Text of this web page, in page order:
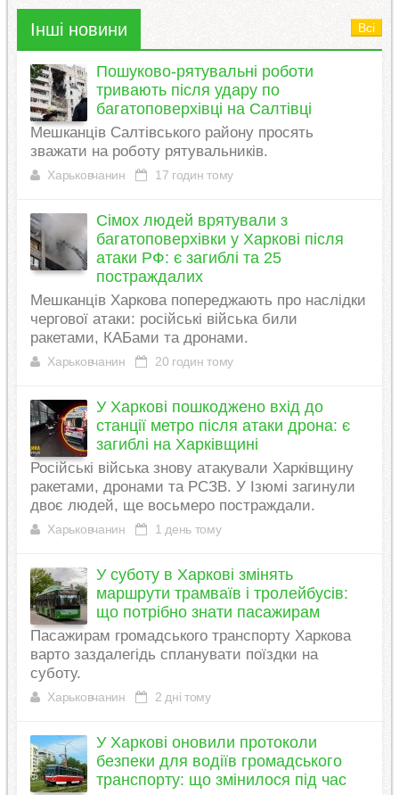
Інші новини Всі
Пошуково-рятувальні роботи
тривають після удару по
багатоповерхівці на Салтівці
Мешканців Салтівського району просять
зважати на роботу рятувальників.
Харьковчанин 17 годин тому
Сімох людей врятували з
багатоповерхівки у Харкові після
атаки РФ: є загиблі та 25
постраждалих
Мешканців Харкова попереджають про наслідки
чергової атаки: російські війська били
ракетами, КАБами та дронами.
Харьковчанин 20 годин тому
У Харкові пошкоджено вхід до
станції метро після атаки дрона: є
загиблі на Харківщині
Російські війська знову атакували Харківщину
ракетами, дронами та РСЗВ. У Ізюмі загинули
двоє людей, ще восьмеро постраждали.
Харьковчанин 1 день тому
У суботу в Харкові змінять
маршрути трамваїв і тролейбусів:
що потрібно знати пасажирам
Пасажирам громадського транспорту Харкова
варто заздалегідь спланувати поїздки на
суботу.
Харьковчанин 2 дні тому
У Харкові оновили протоколи
безпеки для водіїв громадського
транспорту: що змінилося під час